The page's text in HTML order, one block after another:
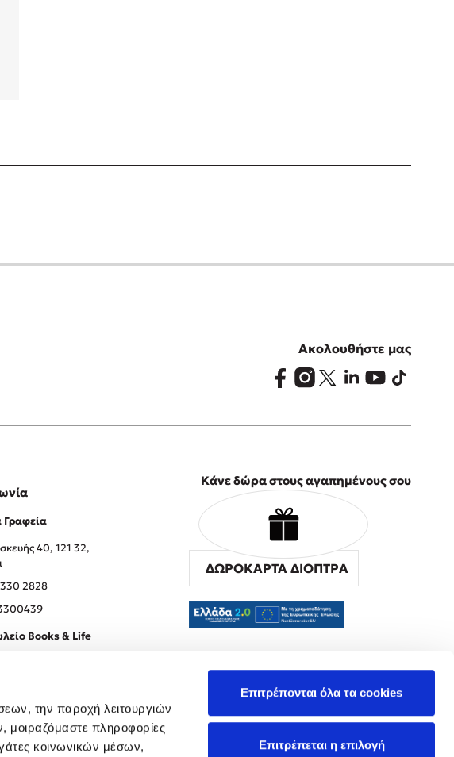
την παροχή λειτουργιών
μοιραζόμαστε πληροφορίες
κοινωνικών μέσων,
Επιτρέπονται όλα τα cookies
Επιτρέπεται η επιλογή
Ακολουθήστε μας
Γραφεία
40, 121 32,
2828
Books & Life
Κάνε δώρα στους αγαπημένους σου
ΔΩΡΟΚΑΡΤΑ ΔΙΟΠΤΡΑ